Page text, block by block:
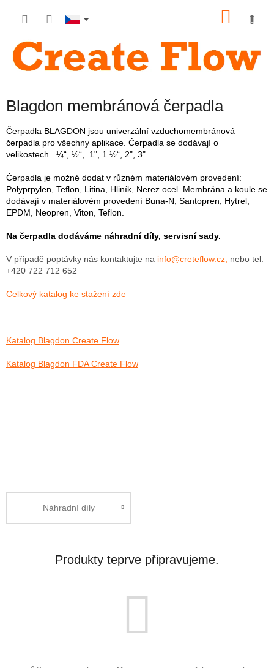
Blagdon membránová čerpadla
Čerpadla BLAGDON jsou univerzální vzduchomembránová
čerpadla pro všechny aplikace. Čerpadla se dodávají o
velikostech ¼“, ½“, 1", 1 ½“, 2", 3"
Čerpadla je možné dodat v různém materiálovém provedení:
Polyprpylen, Teflon, Litina, Hliník, Nerez ocel. Membrána a koule se
dodávají v materiálovém provedení Buna-N, Santopren, Hytrel,
EPDM, Neopren, Viton, Teflon.
Na čerpadla dodáváme náhradní díly, servisní sady.
V případě poptávky nás kontaktujte na info@creteflow.cz, nebo tel.
+420 722 712 652
Celkový katalog ke stažení zde
Katalog Blagdon Create Flow
Katalog Blagdon FDA Create Flow
Náhradní díly
Produkty teprve připravujeme.